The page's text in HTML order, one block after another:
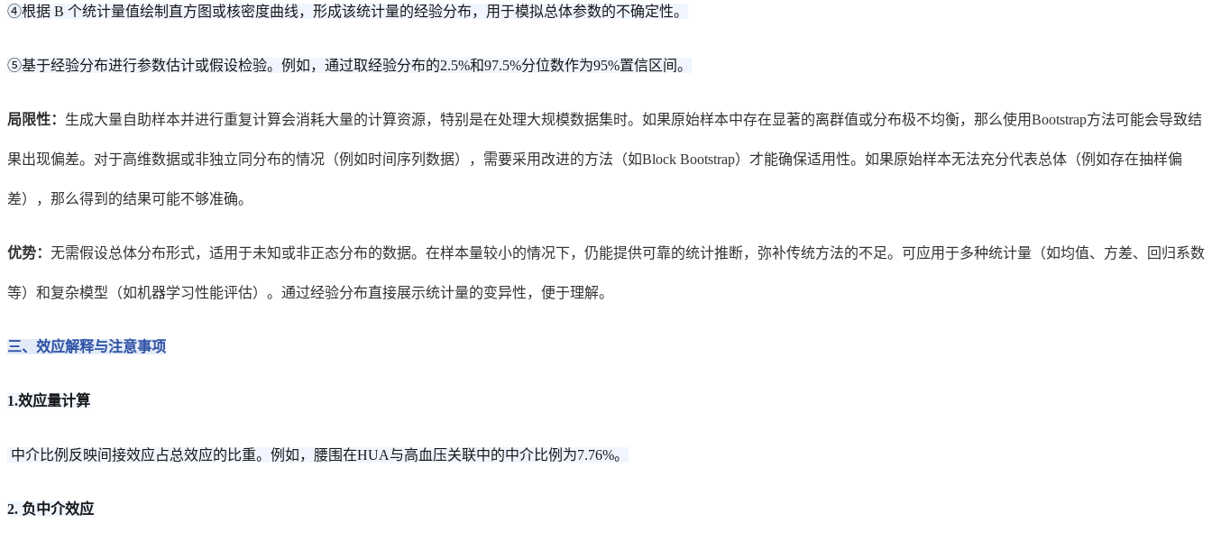
④根据 B 个统计量值绘制直方图或核密度曲线，形成该统计量的经验分布，用于模拟总体参数的不确定性。
⑤基于经验分布进行参数估计或假设检验。例如，通过取经验分布的2.5%和97.5%分位数作为95%置信区间。
局限性： 生成大量自助样本并进行重复计算会消耗大量的计算资源，特别是在处理大规模数据集时。如果原始样本中存在显著的离群值或分布极不均衡，那么使用Bootstrap方法可能会导致结
果出现偏差。对于高维数据或非独立同分布的情况（例如时间序列数据），需要采用改进的方法（如Block Bootstrap）才能确保适用性。如果原始样本无法充分代表总体（例如存在抽样偏
差），那么得到的结果可能不够准确。
优势： 无需假设总体分布形式，适用于未知或非正态分布的数据。在样本量较小的情况下，仍能提供可靠的统计推断，弥补传统方法的不足。可应用于多种统计量（如均值、方差、回归系数
等）和复杂模型（如机器学习性能评估）。通过经验分布直接展示统计量的变异性，便于理解。
三、效应解释与注意事项
1.效应量计算
中介比例反映间接效应占总效应的比重。例如，腰围在HUA与高血压关联中的中介比例为7.76%。
2. 负中介效应